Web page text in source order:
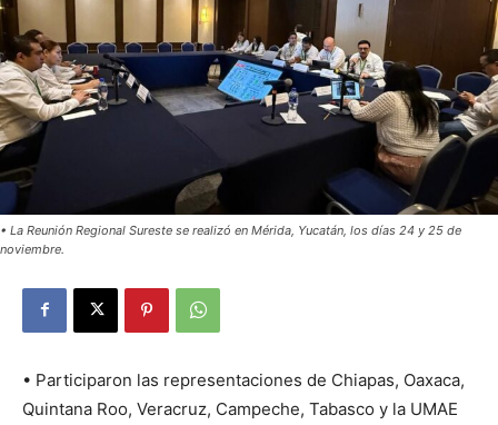
• La Reunión Regional Sureste se realizó en Mérida, Yucatán, los días 24 y 25 de
noviembre.
• Participaron las representaciones de Chiapas, Oaxaca,
Quintana Roo, Veracruz, Campeche, Tabasco y la UMAE